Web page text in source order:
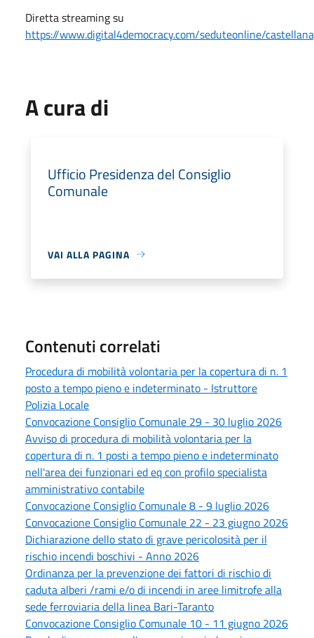
Diretta streaming su
https://www.digital4democracy.com/seduteonline/
A cura di
Ufficio Presidenza del Consiglio
Comunale
VAI ALLA PAGINA
Contenuti correlati
Procedura di mobilità volontaria per la copertura di n. 1
posto a tempo pieno e indeterminato - Istruttore
Polizia Locale
Convocazione Consiglio Comunale 29 - 30 luglio 2026
Avviso di procedura di mobilità volontaria per la
copertura di n. 1 posti a tempo pieno e indeterminato
nell'area dei funzionari ed eq con profilo specialista
amministrativo contabile
Convocazione Consiglio Comunale 8 - 9 luglio 2026
Convocazione Consiglio Comunale 22 - 23 giugno 2026
Dichiarazione dello stato di grave pericolosità per il
rischio incendi boschivi - Anno 2026
Ordinanza per la prevenzione dei fattori di rischio di
caduta alberi /rami e/o di incendi in aree limitrofe alla
sede ferroviaria della linea Bari-Taranto
Convocazione Consiglio Comunale 10 - 11 giugno 2026